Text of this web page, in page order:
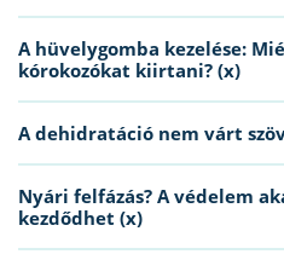
A hüvelygomba kezelése:
kórokozókat kiirtani? (x)
A dehidratáció nem várt
Nyári felfázás? A védelem
kezdődhet (x)